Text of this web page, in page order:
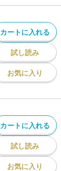
カートに入れる
試し読み
お気に入り
カートに入れる
試し読み
お気に入り